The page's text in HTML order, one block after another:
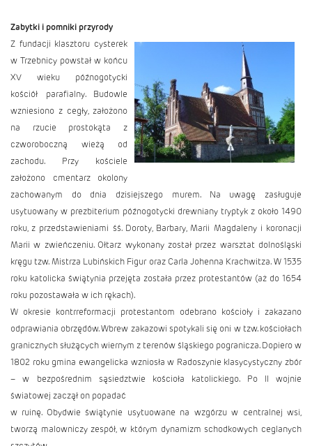
Zabytki i pomniki przyrody
Z fundacji klasztoru cysterek
w Trzebnicy powstał w końcu
XV wieku późnogotycki
kościół parafialny. Budowle
wzniesiono z cegły, założono
na rzucie prostokąta z
czworoboczną wieżą od
zachodu. Przy kościele
założono cmentarz okolony
zachowanym do dnia dzisiejszego murem. Na uwagę zasługuje
usytuowany w prezbiterium późnogotycki drewniany tryptyk z około 1490
roku, z przedstawieniami śś. Doroty, Barbary, Marii Magdaleny i koronacji
Marii w zwieńczeniu. Ołtarz wykonany został przez warsztat dolnośląski
kręgu tzw. Mistrza Lubińskich Figur oraz Carla Johenna Krachwitza. W 1535
roku katolicka świątynia przejęta została przez protestantów (aż do 1654
roku pozostawała w ich rękach).
W okresie kontrreformacji protestantom odebrano kościoły i zakazano
odprawiania obrzędów. Wbrew zakazowi spotykali się oni w tzw. kościołach
granicznych służących wiernym z terenów śląskiego pogranicza. Dopiero w
1802 roku gmina ewangelicka wzniosła w Radoszynie klasycystyczny zbór
– w bezpośrednim sąsiedztwie kościoła katolickiego. Po II wojnie
światowej zaczął on popadać
w ruinę. Obydwie świątynie usytuowane na wzgórzu w centralnej wsi,
tworzą malowniczy zespół, w którym dynamizm schodkowych ceglanych